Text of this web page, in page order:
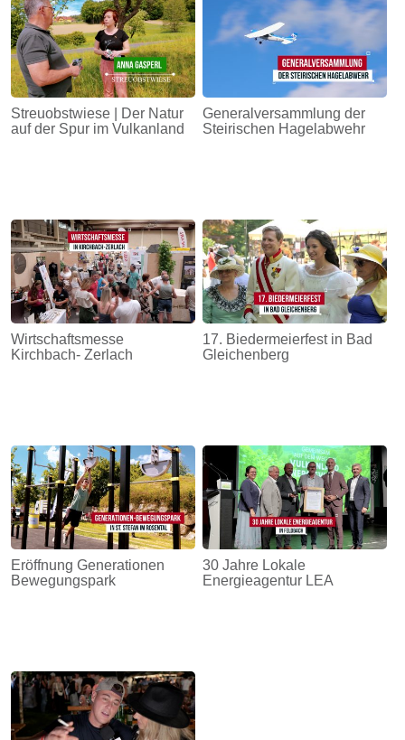
Streuobstwiese | Der Natur
auf der Spur im Vulkanland
Generalversammlung der
Steirischen Hagelabwehr
Wirtschaftsmesse
Kirchbach- Zerlach
17. Biedermeierfest in Bad
Gleichenberg
Eröffnung Generationen
Bewegungspark
30 Jahre Lokale
Energieagentur LEA